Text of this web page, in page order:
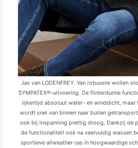
Jas van LODENFREY. Van robuuste wollen
SYMPATEX®-uitvoering. De flinterdunne
lijkertijd absoluut water- en winddicht, maar
wordt snel van binnen naar buiten
ook bij inspanning prettig droog. Dank­zij de
de functionaliteit ook na veelvuldig wassen
sportieve allweather-jas in hoogwaardige